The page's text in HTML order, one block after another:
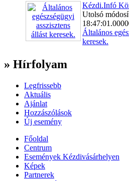
Kézdi.Infó
Utolsó
Általános
keresek.
» Hírfolyam
Legfrissebb
Aktuális
Ajánlat
Hozzászólások
Új esemény
Főoldal
Centrum
Események Kézdivásárhelyen
Képek
Partnerek